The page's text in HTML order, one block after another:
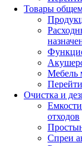
Товары
Мебель
Очистка и
отходов
Спреи